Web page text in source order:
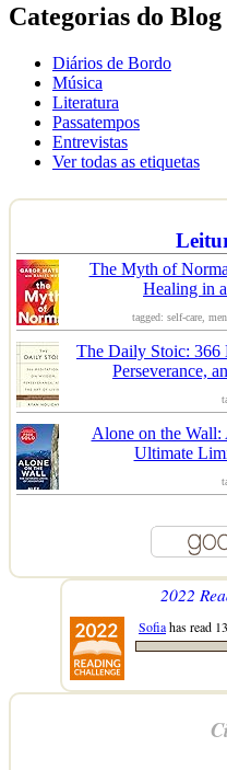
Categorias do Blog
Diários de Bordo
Música
Literatura
Passatempos
Entrevistas
Ver todas as etiquetas
The Myth of
Healing in
tagged: self-care,
The Daily Stoic: 366
Perseverance,
Alone on the
Ultimate
2022
Sofiahas read